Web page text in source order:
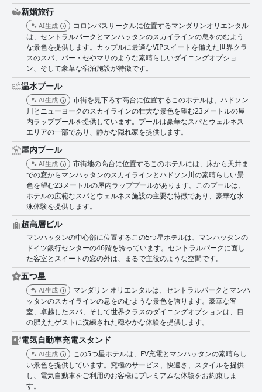
新婚旅行
AI生成
コロンバスサークルに位置するマンダリンオリエンタル
は、セントラルパークとマンハッタンのスカイラインの息をのむよう
な景色を提供します。カップルに最適なVIPスイートを備えた世界クラ
スのスパ、パー・セやマサのような素晴らしいダイニングオプショ
ン、そして豪華な宿泊施設が特徴です。
温水プール
AI生成
市街を見下ろす高台に位置するこのホテルは、ハドソン
川とニューヨークのスカイラインの壮大な景色を望む23メートルの屋
内ラッププールを提供しています。プールは豪華なスパとウェルネス
エリアの一部であり、静かな隠れ家を提供します。
屋内プール
AI生成
市街地の高台に位置するこのホテルには、床から天井ま
での窓からマンハッタンのスカイラインとハドソン川の素晴らしい景
色を望む23メートルの屋内ラッププールがあります。このプールは、
ホテルの広範なスパとウェルネス施設の主要な特徴であり、豪華な水
泳体験を提供します。
超高層ビル
マンハッタンの中心部に位置するこの5つ星ホテルは、マンハッタンの
ドイツ銀行センターの46階を誇っています。セントラルパークに面し
た客室とスイートの窓の外は、まるで主役のような空間です。
五つ星
AI生成
マンダリン オリエンタルは、セントラルパークとマンハ
ッタンのスカイラインの息をのむような景色を誇ります。豪華な客
室、卓越したスパ、そして世界クラスのダイニングオプションは、目
の肥えたゲストに洗練された穏やかな体験を提供します。
電気自動車充電スタンド
AI生成
この5つ星ホテルは、EV充電とマンハッタンの素晴らし
い景色を提供しています。究極のサービス、快適さ、スタイルを提供
し、電気自動車をご利用のお客様にプレミアムな体験をお約束しま
す。